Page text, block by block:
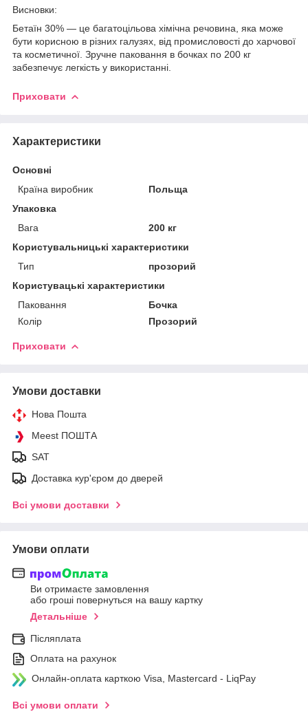
Висновки:
Бетаїн 30% — це багатоцільова хімічна речовина, яка може
бути корисною в різних галузях, від промисловості до харчової
та косметичної. Зручне паковання в бочках по 200 кг
забезпечує легкість у використанні.
Приховати
Характеристики
Основні
Країна виробник
Польща
Упаковка
Вага
200 кг
Користувальницькі характеристики
Тип
прозорий
Користувацькi характеристики
Паковання
Бочка
Колір
Прозорий
Приховати
Умови доставки
Нова Пошта
Meest ПОШТА
SAT
Доставка кур'єром до дверей
Всі умови доставки
Умови оплати
Ви отримаєте замовлення
або гроші повернуться на вашу картку
Детальніше
Післяплата
Оплата на рахунок
Онлайн-оплата карткою Visa, Mastercard - LiqPay
Всі умови оплати